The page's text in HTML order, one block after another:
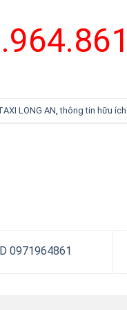
LONG AN ,thông tin hữu ích
0971964861